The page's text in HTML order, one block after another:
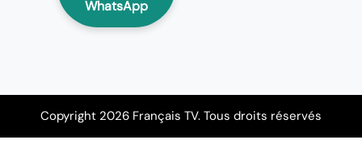
WhatsApp
Copyright 2026 Français TV. Tous droits réservés